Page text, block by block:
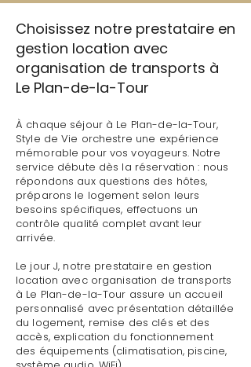
Choisissez notre prestataire en
gestion location avec
organisation de transports à
Le Plan-de-la-Tour
À chaque séjour à Le Plan-de-la-Tour,
Style de Vie orchestre une expérience
mémorable pour vos voyageurs. Notre
service débute dès la réservation : nous
répondons aux questions des hôtes,
préparons le logement selon leurs
besoins spécifiques, effectuons un
contrôle qualité complet avant leur
arrivée.
Le jour J, notre prestataire en gestion
location avec organisation de transports
à Le Plan-de-la-Tour assure un accueil
personnalisé avec présentation détaillée
du logement, remise des clés et des
accès, explication du fonctionnement
des équipements (climatisation, piscine,